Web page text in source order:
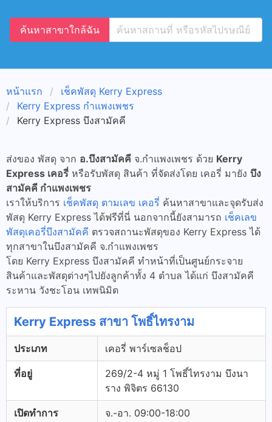
ค้นหาสาขาใกล้ฉัน
หน้าแรก
เช็คพัสดุ Kerry Express
Kerry Express กำแพงเพชร
Kerry Express บึงสามัคคี
ส่งของ พัสดุ จาก อ.บึงสามัคคี จ.กำแพงเพชร ด้วย Kerry
Express เคอรี่ หรือรับพัสดุ สินค้า ที่จัดส่งโดย เคอรี่ มายัง บึง
สามัคคี กำแพงเพชร
เราให้บริการ เช็คพัสดุ ตามเลข เคอรี่ ค้นหาสาขาและจุดรับส่ง
พัสดุ Kerry Express ได้ฟรีที่นี่ นอกจากนี้ยังสามารถ เช็คเลข
พัสดุเคอรี่บึงสามัคคี ตรวจสถานะพัสดุของ Kerry Express ได้
ทุกสาขาในบึงสามัคคี จ.กำแพงเพชร
โดย Kerry Express บึงสามัคคี ทำหน้าที่เป็นศูนย์กระจาย
สินค้าและพัสดุต่างๆไปยังลูกค้าทั้ง 4 ตำบล ได้แก่ บึงสามัคคี
ระหาน วังชะโอน เทพนิมิต
Kerry Express สาขา โพธิ์ไทรงาม
ประเภท เคอรี่ พาร์เซลช็อป
ที่อยู่
269/2-4 หมู่ 1 โพธิ์ไทรงาม บึงนา
ราง พิจิตร 66130
เปิดทำการ จ.-อา. 09:00-18:00